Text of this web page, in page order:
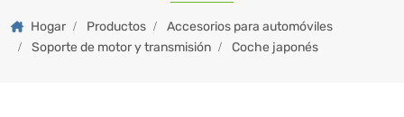
Hogar Productos
Accesorios para automóviles
Soporte de motor y transmisión
Coche japonés